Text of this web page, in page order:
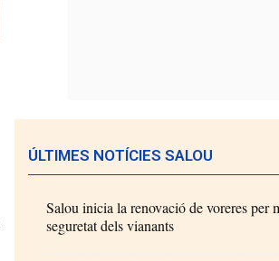
ÚLTIMES NOTÍCIES SALOU
Salou inicia la renovació de voreres per
seguretat dels vianants